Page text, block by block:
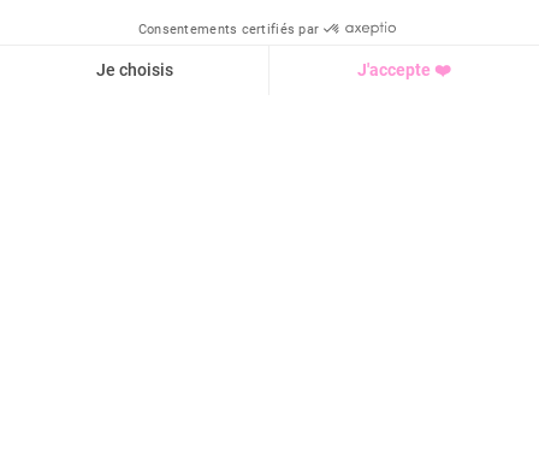
Consentements certifiés par
Je choisis J'accepte ❤️